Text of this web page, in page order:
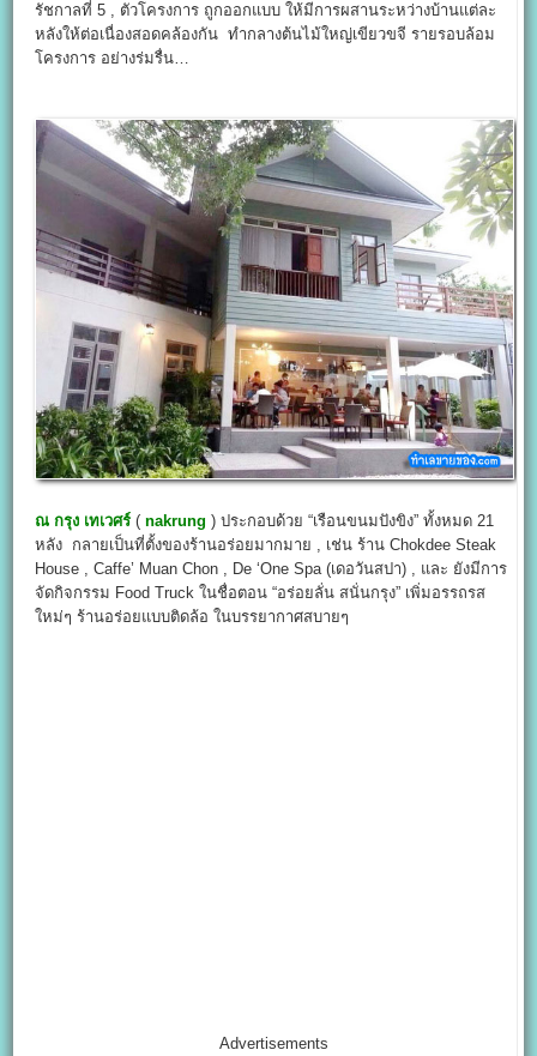
รัชกาลที่ 5 , ตัวโครงการ ถูกออกแบบ ให้มีการผสานระหว่างบ้านแต่ละ
หลังให้ต่อเนื่องสอดคล้องกัน ทำกลางต้นไม้ใหญ่เขียวขจี รายรอบล้อม
โครงการ อย่างร่มรื่น…
ณ กรุง เทเวศร์ (nakrung ) ประกอบด้วย “เรือนขนมปังขิง” ทั้งหมด 21
หลัง กลายเป็นที่ตั้งของร้านอร่อยมากมาย , เช่น ร้าน Chokdee Steak
House , Caffe’ Muan Chon , De ‘One Spa (เดอวันสปา) , และ ยังมีการ
จัดกิจกรรม Food Truck ในชื่อตอน “อร่อยลั่น สนั่นกรุง” เพิ่มอรรถรส
ใหม่ๆ ร้านอร่อยแบบติดล้อ ในบรรยากาศสบายๆ
Advertisements